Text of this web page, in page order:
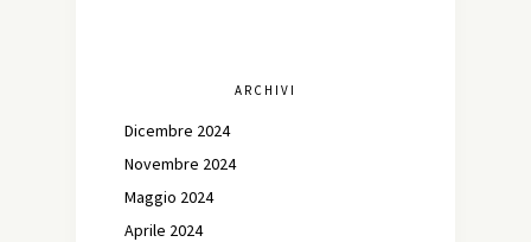
ARCHIVI
Dicembre 2024
Novembre 2024
Maggio 2024
Aprile 2024